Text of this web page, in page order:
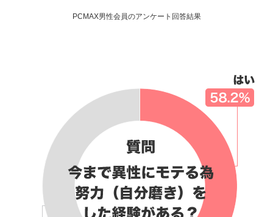
PCMAX男性会員のアンケート回答結果